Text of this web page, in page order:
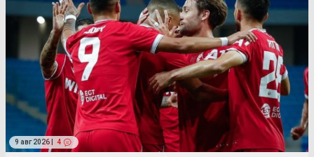
9 авг 2026 | 4